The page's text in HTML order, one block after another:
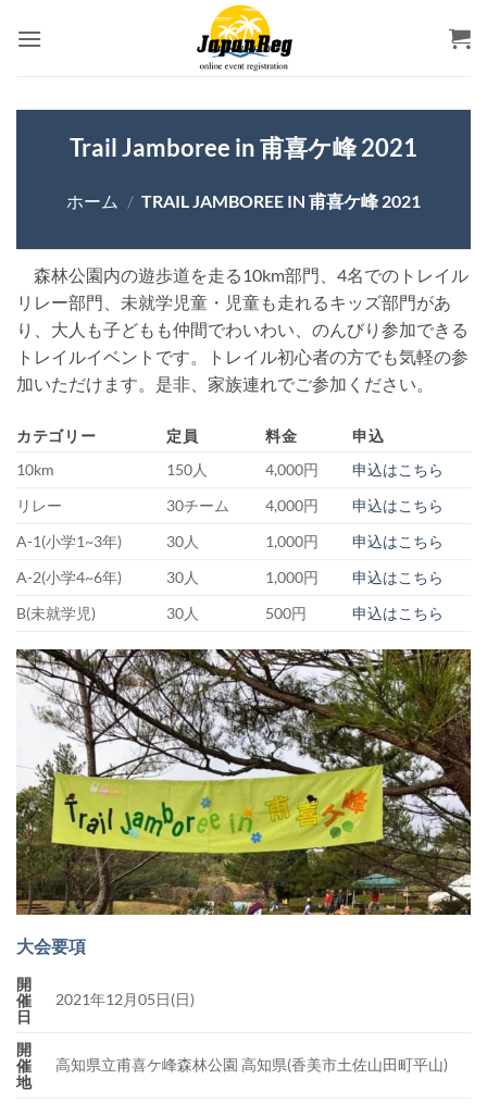
Trail Jamboree in 甫喜ケ峰 2021
ホーム / TRAIL JAMBOREE IN 甫喜ケ峰 2021
森林公園内の遊歩道を走る10km部門、4名でのトレイル
リレー部門、未就学児童・児童も走れるキッズ部門があ
り、大人も子どもも仲間でわいわい、のんびり参加できる
トレイルイベントです。トレイル初心者の方でも気軽の参
加いただけます。是非、家族連れでご参加ください。
カテゴリー 定員 料金
申込
10km
150人 4,000円
申込はこちら
リレー
30チーム 4,000円
申込はこちら
A-1(小学1~3年)
30人 1,000円
申込はこちら
A-2(小学4~6年)
30人 1,000円
申込はこちら
B(未就学児)
30人 500円 申込はこちら
大会要項
開
催
日
2021年12月05日(日)
開
催
地
高知県立甫喜ケ峰森林公園 高知県(香美市土佐山田町平山)